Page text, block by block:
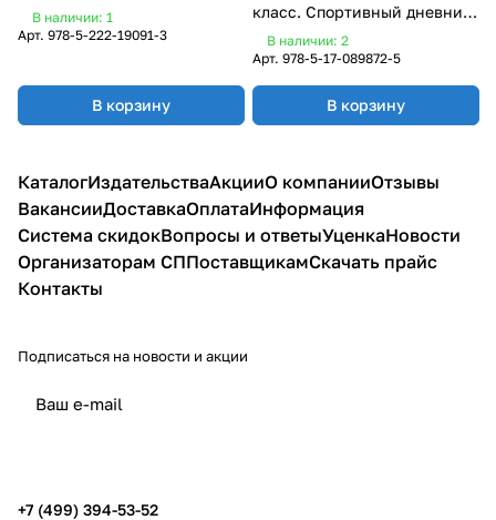
В наличии: 1
Арт. 978-5-222-19091-3
В корзину
класс. Спортивный дневник
школьника. ФГОС
В наличии: 2
Арт. 978-5-17-089872-5
В корзину
КаталогИздательстваАкцииО компанииОтзывы
ВакансииДоставкаОплатаИнформация
Система скидокВопросы и ответыУценкаНовости
Организаторам СППоставщикамСкачать прайс
Контакты
Подписаться на новости и акции
+7 (499) 394-53-52